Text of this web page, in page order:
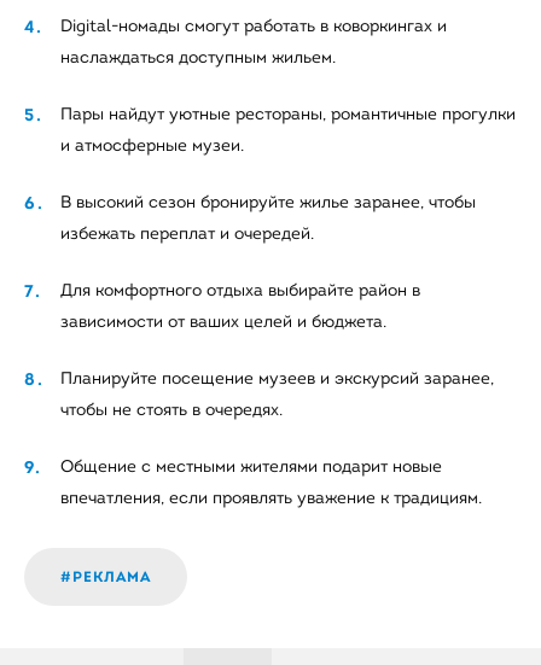
Digital-номады смогут работать в коворкингах и
наслаждаться доступным жильем.
Пары найдут уютные рестораны, романтичные прогулки
и атмосферные музеи.
В высокий сезон бронируйте жилье заранее, чтобы
избежать переплат и очередей.
Для комфортного отдыха выбирайте район в
зависимости от ваших целей и бюджета.
Планируйте посещение музеев и экскурсий заранее,
чтобы не стоять в очередях.
Общение с местными жителями подарит новые
впечатления, если проявлять уважение к традициям.
#РЕКЛАМА